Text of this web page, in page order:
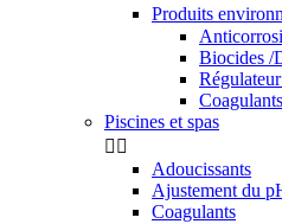
Produits
Biocides /
Coagulants
Piscines et spas
 
Adoucissants
Ajustement du
Coagulants